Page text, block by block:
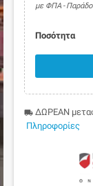
με ΦΠΑ
Ποσότητα
local_shipping ΔΩΡΕΑΝ
Πληροφορίες